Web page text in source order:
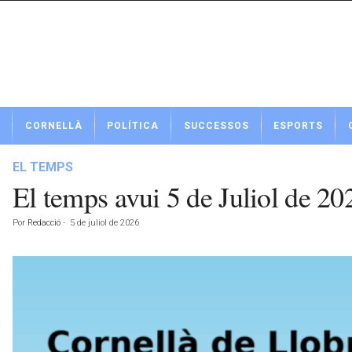
t
CORNELLÀ POLÍTICA SUCCESSOS ESPORTS
EL TEMPS
El temps avui 5 de Juliol de
Por Redacció - 5 de juliol de 2026